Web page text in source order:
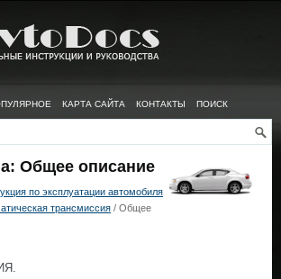
КАРТА САЙТА КОНТАКТЫ ПОИСК
Общее описание
по эксплуатации автомобиля
трансмиссия / Общее